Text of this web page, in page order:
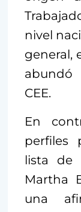
nivel
general,
abundó
CEE.
En
perfiles
lista de
Martha
una